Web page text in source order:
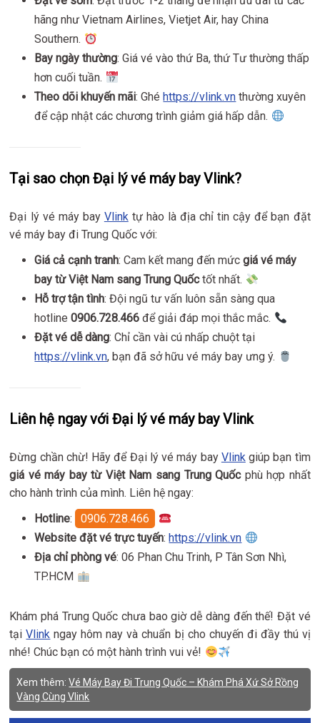
hãng như Vietnam Airlines, Vietjet Air, hay China
Southern.
Bay ngày thường: Giá vé vào thứ Ba, thứ Tư thường thấp
hơn cuối tuần.
Theo dõi khuyến mãi: Ghé https://vlink.vn thường xuyên
để cập nhật các chương trình giảm giá hấp dẫn.
Tại sao chọn Đại lý vé máy bay Vlink?
Đại lý vé máy bay Vlinktự hào là địa chỉ tin cậy để bạn đặt
vé máy bay đi Trung Quốc với:
Giá cả cạnh tranh: Cam kết mang đến mứcgiá vé máy
bay từ Việt Nam sang Trung Quốctốt nhất.
Hỗ trợ tận tình: Đội ngũ tư vấn luôn sẵn sàng qua
hotline0906.728.466 để giải đáp mọi thắc mắc.
Đặt vé dễ dàng: Chỉ cần vài cú nhấp chuột tại
https://vlink.vn, bạn đã sở hữu vé máy bay ưng ý.
Liên hệ ngay với Đại lý vé máy bay Vlink
Đừng chần chừ! Hãy để Đại lý vé máy bay Vlinkgiúp bạn tìm
giá vé máy bay từ Việt Nam sang Trung Quốcphù hợp nhất
cho hành trình của mình. Liên hệ ngay:
Hotline:
0906.728.466
Website đặt vé trực tuyến: https://vlink.vn
Địa chỉ phòng vé: 06 Phan Chu Trinh, P Tân Sơn Nhì,
TP.HCM
Khám phá Trung Quốc chưa bao giờ dễ dàng đến thế! Đặt vé
tạiVlink ngay hôm nay và chuẩn bị cho chuyến đi đầy thú vị
nhé! Chúc bạn có một hành trình vui vẻ!
Xem thêm:Vé Máy Bay Đi Trung Quốc – Khám Phá Xứ Sở Rồng
Vàng Cùng Vlink